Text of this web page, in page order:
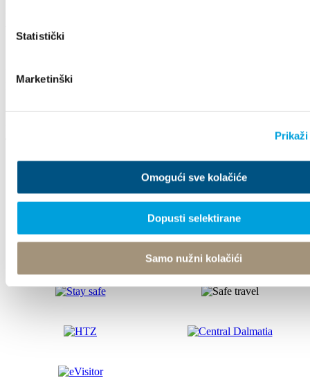
Statistički
Marketinški
Omogući sve kolačiće
Dopusti selektirane
Samo nužni kolačići
What to do
Info
© TZ Kastela 2022 Cookie Policy Developed by:Nove vibracije
Design by: